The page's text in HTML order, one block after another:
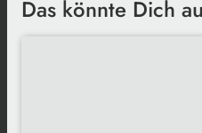
Das könnte Dich